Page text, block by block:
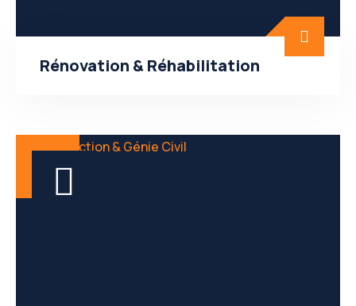
Rénovation & Réhabilitation